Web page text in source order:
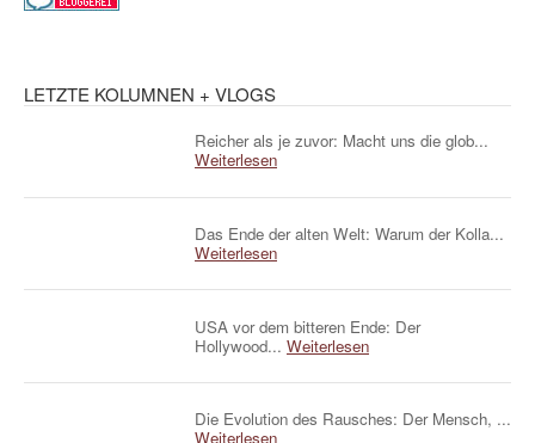
LETZTE KOLUMNEN + VLOGS
Reicher als je zuvor: Macht uns die glob...
Weiterlesen
Das Ende der alten Welt: Warum der Kolla...
Weiterlesen
USA vor dem bitteren Ende: Der
Hollywood... Weiterlesen
Die Evolution des Rausches: Der Mensch, ...
Weiterlesen